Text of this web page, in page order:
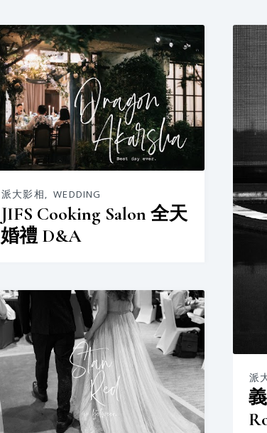
派大影相, WEDDING
JIFS Cooking Salon 全天
婚禮 D&A
派